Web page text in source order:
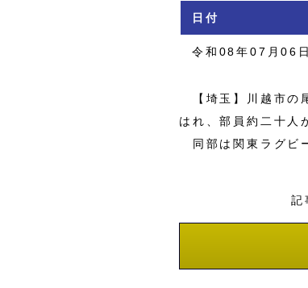
日付
令和08年07月06日
【埼玉】川越市の
はれ、部員約二十人
同部は関東ラグビ
記